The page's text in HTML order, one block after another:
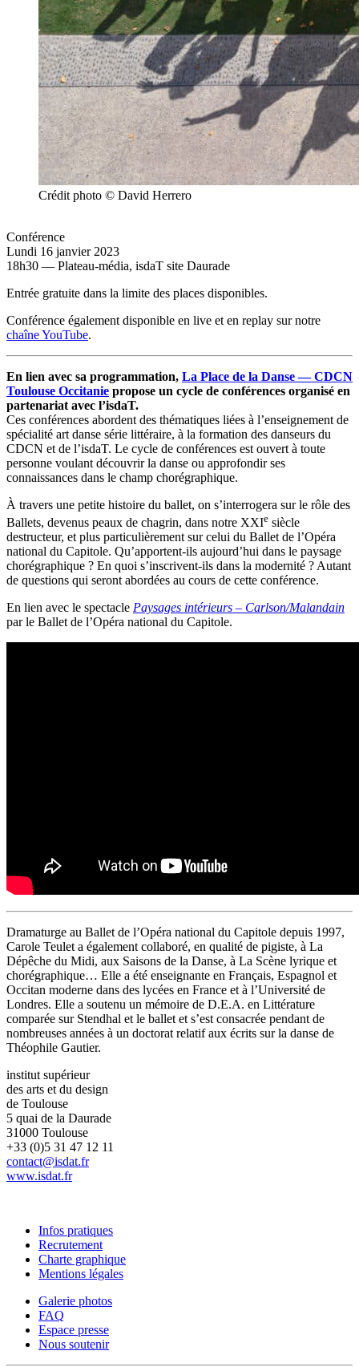
Crédit photo © David Herrero
Conférence
Lundi 16 janvier 2023
18h30 — Plateau-média, isdaT site Daurade
Entrée gratuite dans la limite des places disponibles.
Conférence également disponible en live et en replay sur notre
chaîne YouTube.
En lien avec sa programmation, La Place de la Danse — CDCN
Toulouse Occitanie propose un cycle de conférences organisé en
partenariat avec l’isdaT.
Ces conférences abordent des thématiques liées à l’enseignement de
spécialité art danse série littéraire, à la formation des danseurs du
CDCN et de l’isdaT. Le cycle de conférences est ouvert à toute
personne voulant découvrir la danse ou approfondir ses
connaissances dans le champ chorégraphique.
À travers une petite histoire du ballet, on s’interrogera sur le rôle des
Ballets, devenus peaux de chagrin, dans notre XXIe siècle
destructeur, et plus particulièrement sur celui du Ballet de l’Opéra
national du Capitole. Qu’apportent-ils aujourd’hui dans le paysage
chorégraphique ? En quoi s’inscrivent-ils dans la modernité ? Autant
de questions qui seront abordées au cours de cette conférence.
En lien avec le spectacle Paysages intérieurs – Carlson/Malandain
par le Ballet de l’Opéra national du Capitole.
Dramaturge au Ballet de l’Opéra national du Capitole depuis 1997,
Carole Teulet a également collaboré, en qualité de pigiste, à La
Dépêche du Midi, aux Saisons de la Danse, à La Scène lyrique et
chorégraphique… Elle a été enseignante en Français, Espagnol et
Occitan moderne dans des lycées en France et à l’Université de
Londres. Elle a soutenu un mémoire de D.E.A. en Littérature
comparée sur Stendhal et le ballet et s’est consacrée pendant de
nombreuses années à un doctorat relatif aux écrits sur la danse de
Théophile Gautier.
institut supérieur
des arts et du design
de Toulouse
5 quai de la Daurade
31000 Toulouse
+33 (0)5 31 47 12 11
contact@isdat.fr
www.isdat.fr
Infos pratiques
Recrutement
Charte graphique
Mentions légales
Galerie photos
FAQ
Espace presse
Nous soutenir